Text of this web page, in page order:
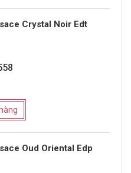
Crystal Noir Edt
Oud Oriental Edp